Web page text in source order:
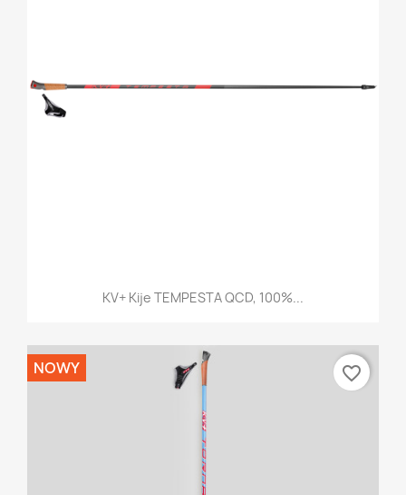
KV+ Kije TEMPESTA QCD, 100%...
NOWY favorite_border